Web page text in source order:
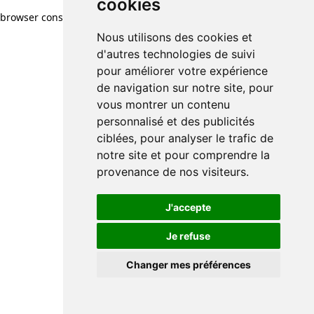
cookies
Nous utilisons des cookies et
d'autres technologies de suivi
pour améliorer votre expérience
de navigation sur notre site, pour
vous montrer un contenu
personnalisé et des publicités
ciblées, pour analyser le trafic de
notre site et pour comprendre la
provenance de nos visiteurs.
J'accepte
Je refuse
Changer mes préférences
browser console for more information)